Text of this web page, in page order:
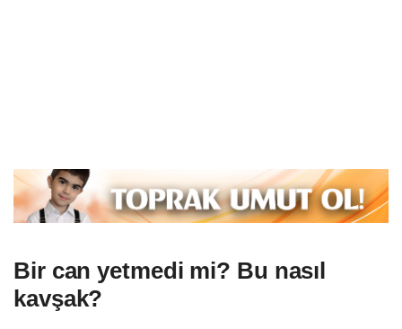
Bir can yetmedi mi? Bu nasıl
kavşak?